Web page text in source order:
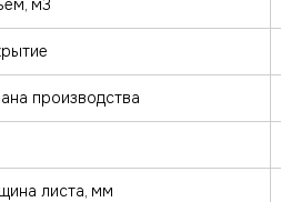
м3
производства
листа, мм